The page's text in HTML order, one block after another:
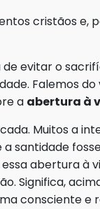
cristãos e,
evitar o
Falemos
a abertura à
Muitos a
santidade
abertura à
Significa,
consciente e